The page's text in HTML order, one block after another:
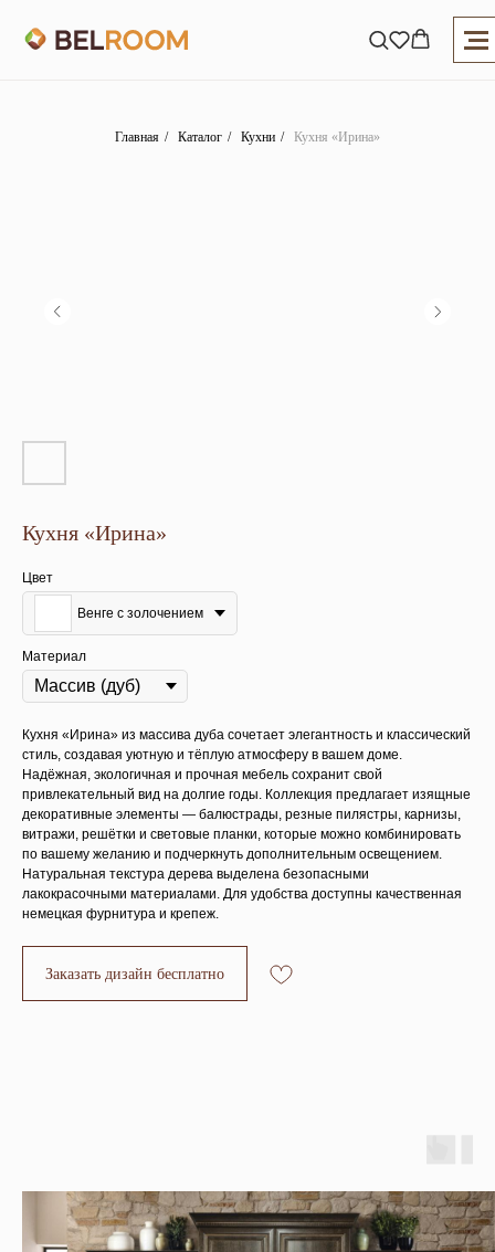
Главная / Каталог / Кухни / Кухня «Ирина»
Кухня «Ирина»
Цвет
Венге с золочением
Материал
Кухня «Ирина» из массива дуба сочетает элегантность и классический
стиль, создавая уютную и тёплую атмосферу в вашем доме.
Надёжная, экологичная и прочная мебель сохранит свой
привлекательный вид на долгие годы. Коллекция предлагает изящные
декоративные элементы — балюстрады, резные пилястры, карнизы,
витражи, решётки и световые планки, которые можно комбинировать
по вашему желанию и подчеркнуть дополнительным освещением.
Натуральная текстура дерева выделена безопасными
лакокрасочными материалами. Для удобства доступны качественная
немецкая фурнитура и крепеж.
Заказать дизайн бесплатно